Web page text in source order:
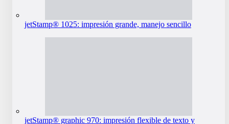
jetStamp® 1025: impresión grande, manejo sencillo
jetStamp® graphic 970: impresión flexible de texto y